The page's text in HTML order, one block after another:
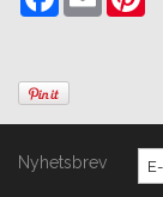
Nyhetsbrev